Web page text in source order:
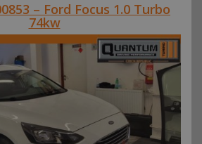
– Ford Focus 1.0 Turbo
74kw